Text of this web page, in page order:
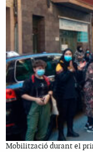
Mobilització durant el